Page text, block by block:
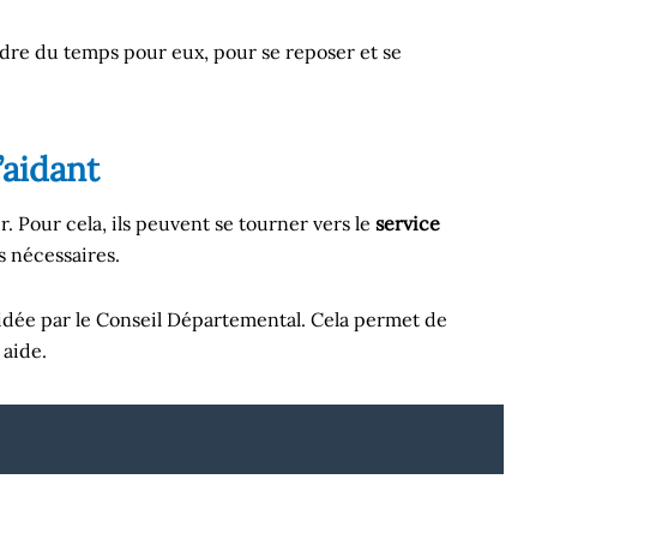
du temps pour eux, pour se reposer et se
Pour cela, ils peuvent se tourner vers le service
nécessaires.
par le Conseil Départemental. Cela permet de